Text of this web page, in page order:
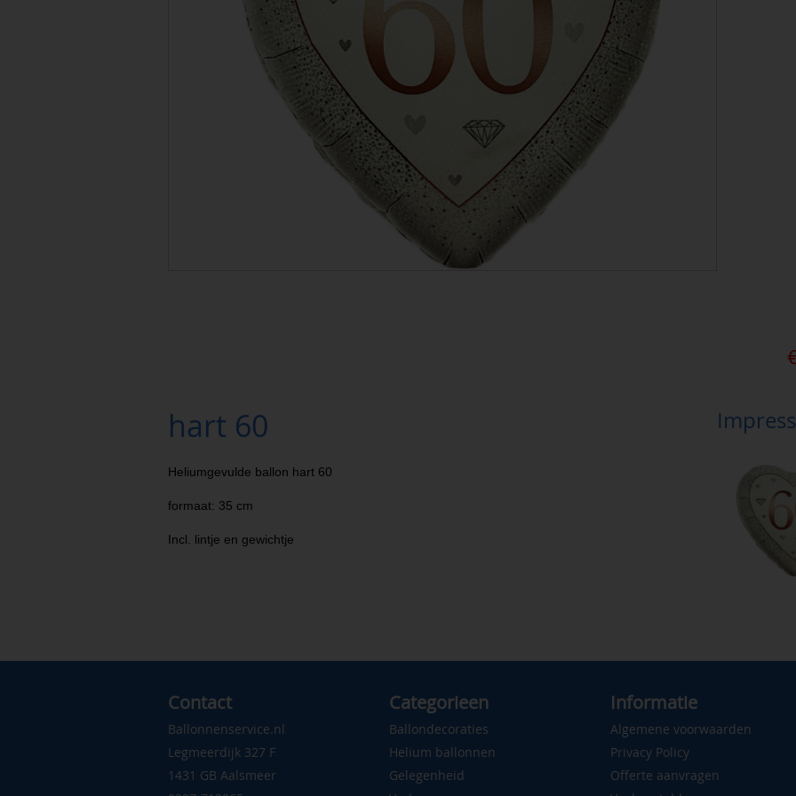
hart 60
Heliumgevulde ballon hart 60
formaat: 35 cm
Incl. lintje en gewichtje
Contact
Ballonnenservice.nl
Legmeerdijk 327 F
1431 GB Aalsmeer
Categorieen
Ballondecoraties
Helium ballonnen
Gelegenheid
Informatie
Algemene voorwaarden
Privacy Policy
Offerte aanvragen